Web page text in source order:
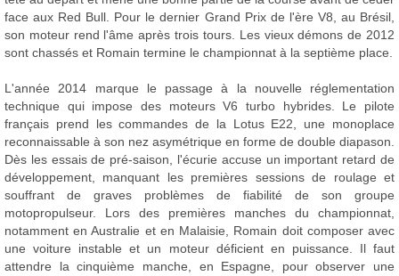
face aux Red Bull. Pour le dernier Grand Prix de l'ère V8, au Brésil,
son moteur rend l'âme après trois tours. Les vieux démons de 2012
sont chassés et Romain termine le championnat à la septième place.
L'année 2014 marque le passage à la nouvelle réglementation
technique qui impose des moteurs V6 turbo hybrides. Le pilote
français prend les commandes de la Lotus E22, une monoplace
reconnaissable à son nez asymétrique en forme de double diapason.
Dès les essais de pré-saison, l'écurie accuse un important retard de
développement, manquant les premières sessions de roulage et
souffrant de graves problèmes de fiabilité de son groupe
motopropulseur. Lors des premières manches du championnat,
notamment en Australie et en Malaisie, Romain doit composer avec
une voiture instable et un moteur déficient en puissance. Il faut
attendre la cinquième manche, en Espagne, pour observer une